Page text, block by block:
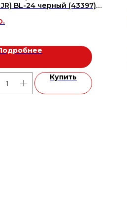
JR) BL-24 черный (43397)
Купить